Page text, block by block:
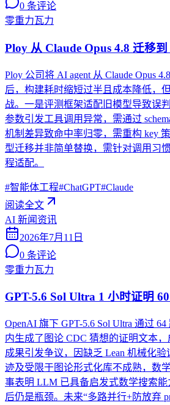
0 条评论
零重力瓦力
Ploy 从 Claude Opus 4.8 迁移
Ploy 公司将 AI agent 从 Claude Opus
后，构建耗时缩短过半且成本降低，
战。一是评测框架适配旧模型导致误
参数引发工具调用异常，需通过
机制差异致命中率归零，需重构 key
型迁移并非简单替换，需针对调用习
程适配。
#智能体工程#ChatGPT#Claude
阅读全文
AI 新闻资讯
2026年7月11日
0 条评论
零重力瓦力
GPT-5.6 Sol Ultra 1 小时证明
OpenAI 旗下 GPT-5.6 Sol Ultra 通过
内生成了图论 CDC 猜想的证明文本
成果引发争议，因缺乏 Lean 机械化
迹及受限于图论形式化库不成熟，数
事表明 LLM 已具备启发式数学搜索
后仍是瓶颈。未来“多路并行+防放弃